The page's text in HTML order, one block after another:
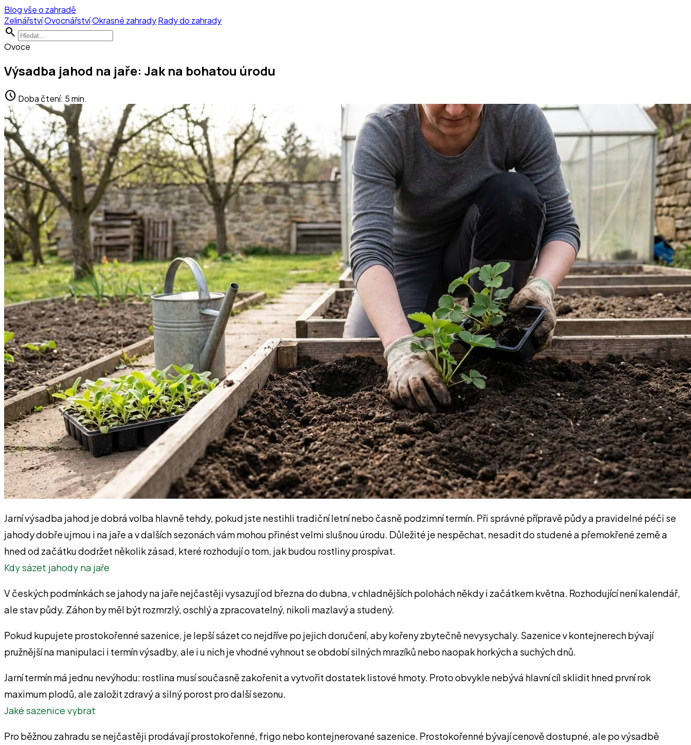
Blog vše o zahradě
ZelinářstvíOvocnářstvíOkrasné zahradyRady do zahrady
search
Ovoce
Výsadba jahod na jaře: Jak na bohatou úrodu
schedule Doba čtení: 5 min.
Jarní výsadba jahod je dobrá volba hlavně tehdy, pokud jste nestihli tradiční letní nebo časně podzimní termín. Při správné přípravě půdy a pravidelné péči se
jahody dobře ujmou i na jaře a v dalších sezonách vám mohou přinést velmi slušnou úrodu. Důležité je nespěchat, nesadit do studené a přemokřené země a
hned od začátku dodržet několik zásad, které rozhodují o tom, jak budou rostliny prospívat.
Kdy sázet jahody na jaře
V českých podmínkách se jahody na jaře nejčastěji vysazují od března do dubna, v chladnějších polohách někdy i začátkem května. Rozhodující není kalendář,
ale stav půdy. Záhon by měl být rozmrzlý, oschlý a zpracovatelný, nikoli mazlavý a studený.
Pokud kupujete prostokořenné sazenice, je lepší sázet co nejdříve po jejich doručení, aby kořeny zbytečně nevysychaly. Sazenice v kontejnerech bývají
pružnější na manipulaci i termín výsadby, ale i u nich je vhodné vyhnout se období silných mrazíků nebo naopak horkých a suchých dnů.
Jarní termín má jednu nevýhodu: rostlina musí současně zakořenit a vytvořit dostatek listové hmoty. Proto obvykle nebývá hlavní cíl sklidit hned první rok
maximum plodů, ale založit zdravý a silný porost pro další sezonu.
Jaké sazenice vybrat
Pro běžnou zahradu se nejčastěji prodávají prostokořenné, frigo nebo kontejnerované sazenice. Prostokořenné bývají cenově dostupné, ale po výsadbě